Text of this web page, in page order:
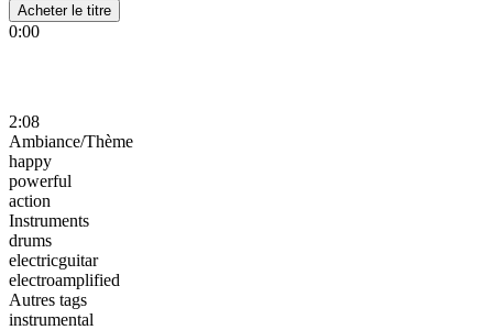
Acheter le titre
0:00
2:08
Ambiance/Thème
happy
powerful
action
Instruments
drums
electricguitar
electroamplified
Autres tags
instrumental